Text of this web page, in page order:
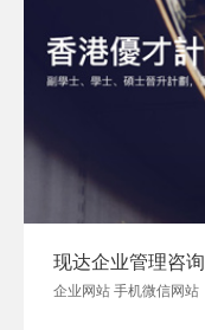
现达企业管理咨询
企业网站 手机微信网站